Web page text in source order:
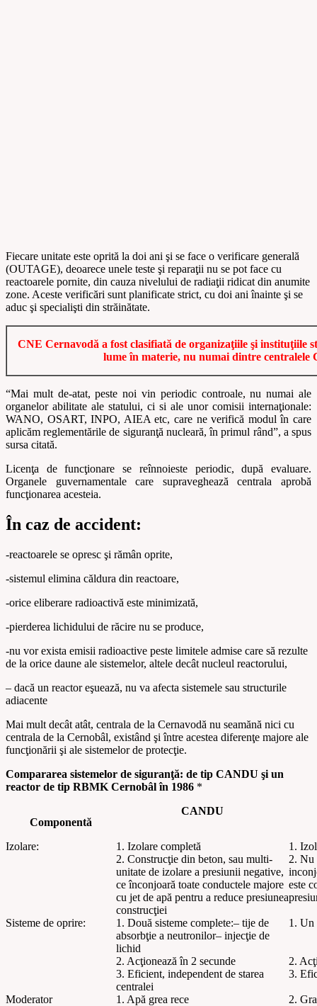
Fiecare unitate este oprită la doi ani şi se face o verificare generală
(OUTAGE), deoarece unele teste şi reparaţii nu se pot face cu
reactoarele pornite, din cauza nivelului de radiaţii ridicat din anumite
zone. Aceste verificări sunt planificate strict, cu doi ani înainte şi se
aduc şi specialişti din străinătate.
CNE Cernavodă a fost clasifiată de organizaţiile şi instituţiile
lume în materie, nu numai dintre centralele
“Mai mult de-atat, peste noi vin periodic controale, nu numai ale
organelor abilitate ale statului, ci si ale unor comisii internaţionale:
WANO, OSART, INPO, AIEA etc, care ne verifică modul în care
aplicăm reglementările de siguranţă nucleară, în primul rând”, a spus
sursa citată.
Licenţa de funcţionare se reînnoieste periodic, după evaluare.
Organele guvernamentale care supraveghează centrala aprobă
funcţionarea acesteia.
În caz de accident:
-reactoarele se opresc şi rămân oprite,
-sistemul elimina căldura din reactoare,
-orice eliberare radioactivă este minimizată,
-pierderea lichidului de răcire nu se produce,
-nu vor exista emisii radioactive peste limitele admise care să rezulte
de la orice daune ale sistemelor, altele decât nucleul reactorului,
– dacă un reactor eşuează, nu va afecta sistemele sau structurile
adiacente
Mai mult decât atât, centrala de la Cernavodă nu seamănă nici cu
centrala de la Cernobâl, existând şi între acestea diferenţe majore ale
funcţionării şi ale sistemelor de protecţie.
Compararea sistemelor de siguranţă: de tip CANDU şi un
reactor de tip RBMK Cernobâl în 1986 *
Componentă
CANDU
Izolare: 1. Izolare completă
1.
2. Construcţie din beton, sau multi-
unitate de izolare a presiunii negative,
ce înconjoară toate conductele majore
cu jet de apă pentru a reduce presiunea
construcţiei
2. Nu
este
Sisteme de oprire: 1. Două sisteme complete:– tije de
absorbţie a neutronilor– injecţie de
lichid
1. Un
2. Acţionează în 2 secunde
2.
3. Eficient, independent de starea
centralei
3.
Moderator 1. Apă grea rece
2.